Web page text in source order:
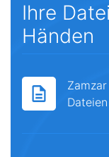
Ihre
Händen